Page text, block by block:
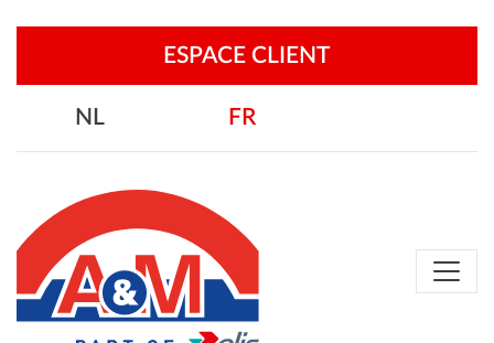
ESPACE CLIENT
NL FR